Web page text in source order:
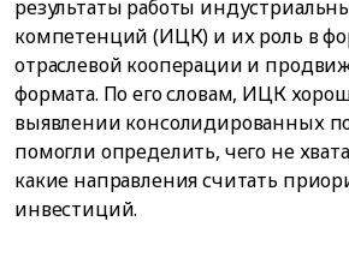
результаты работы
компетенций (ИЦК) и их роль в
отраслевой кооперации и
формата. По его словам, ИЦК
выявлении консолидированных
помогли определить, чего не
какие направления считать
инвестиций.